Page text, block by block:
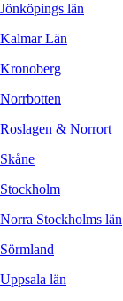
Jönköpings län
Kalmar Län
Kronoberg
Norrbotten
Roslagen & Norrort
Skåne
Stockholm
Norra Stockholms län
Sörmland
Uppsala län